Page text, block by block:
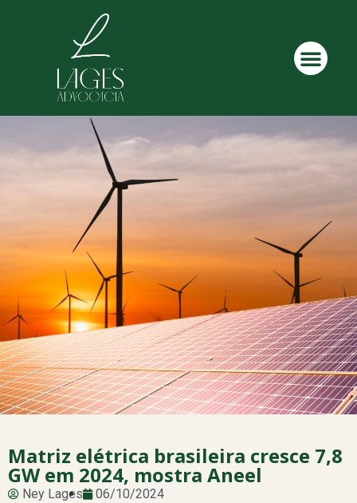
Matriz elétrica brasileira cresce 7,8
GW em 2024, mostra Aneel
Ney Lages 06/10/2024